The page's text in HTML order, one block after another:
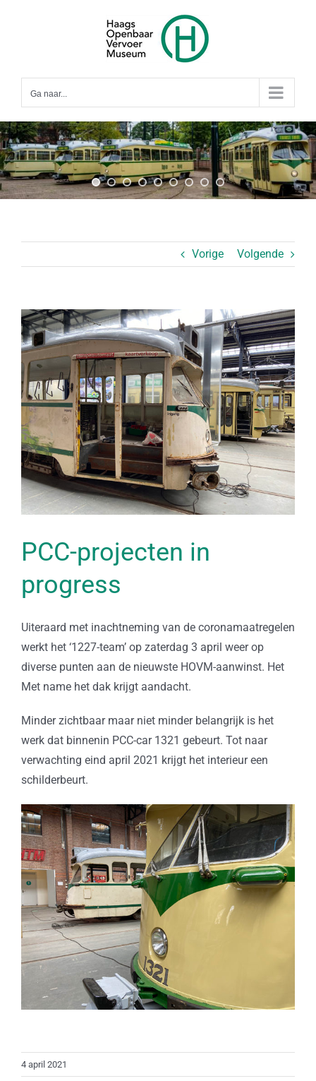
Ga naar...
Vorige Volgende
Bekijk
grotere
afbeelding
PCC-projecten in
progress
Uiteraard met inachtneming van de coronamaatregelen
werkt het ‘1227-team’ op zaterdag 3 april weer op
diverse punten aan de nieuwste HOVM-aanwinst. Het
Met name het dak krijgt aandacht.
Minder zichtbaar maar niet minder belangrijk is het
werk dat binnenin PCC-car 1321 gebeurt. Tot naar
verwachting eind april 2021 krijgt het interieur een
schilderbeurt.
4 april 2021